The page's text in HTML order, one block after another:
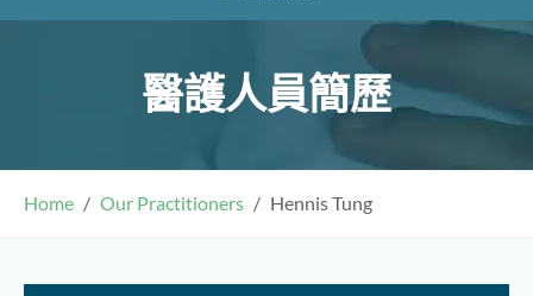
醫護人員簡歷
Home Our Practitioners Hennis Tung